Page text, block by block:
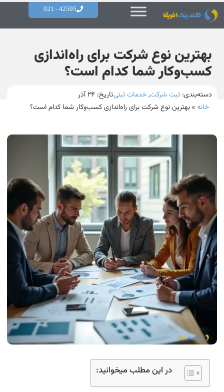
42595 - 021
بهترین نوع شرکت برای راه‌اندازی
کسب‌وکار شما کدام است؟
دسته‌بندی: ثبت شرکت,خدمات ثبتیتاریخ:
خانه»بهترین نوع شرکت برای راه‌اندازی کسب‌وکار شما کدام است؟
در این مطلب میخوانید: